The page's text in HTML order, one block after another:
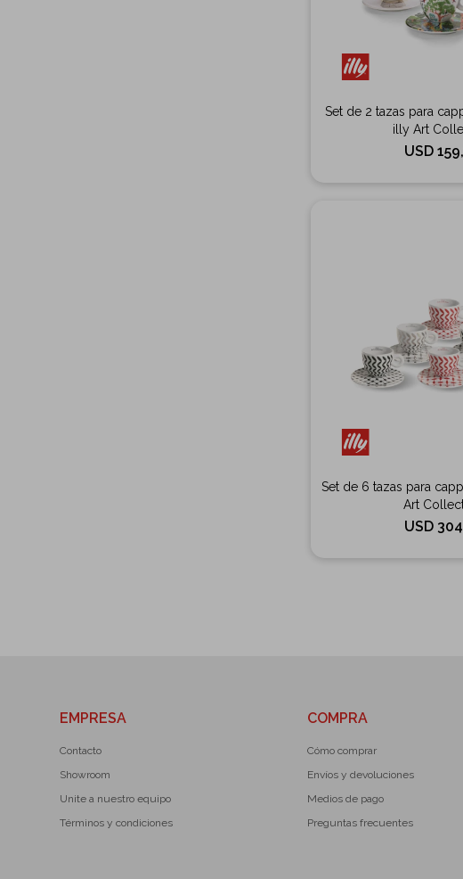
Set de 2 tazas para
illy Art
USD
Set de 6 tazas para
Art
USD
EMPRESA
Contacto
Showroom
Unite a nuestro equipo
Términos y condiciones
COMPRA
Cómo comprar
Envíos y devoluciones
Medios de pago
Preguntas frecuentes